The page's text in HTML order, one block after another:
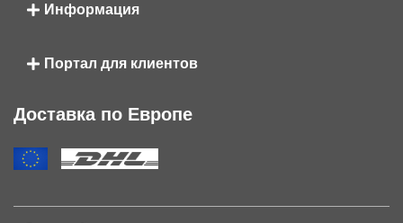
Информация
Портал для клиентов
Доставка по Европе